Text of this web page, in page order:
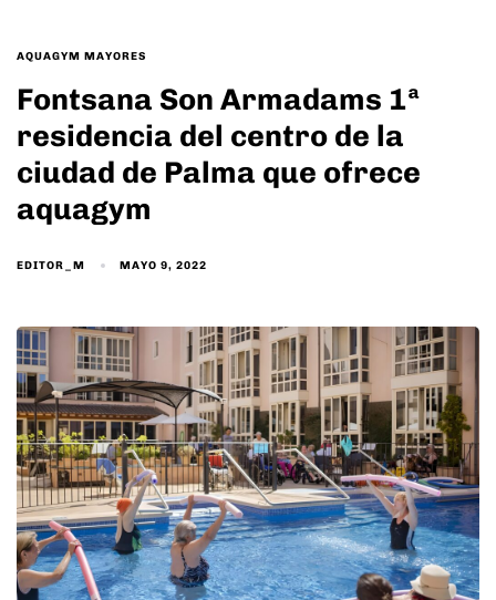
TAGS
AQUAGYM MAYORES
Fontsana Son Armadams 1ª
residencia del centro de la
ciudad de Palma que ofrece
aquagym
EDITOR_M MAYO 9, 2022